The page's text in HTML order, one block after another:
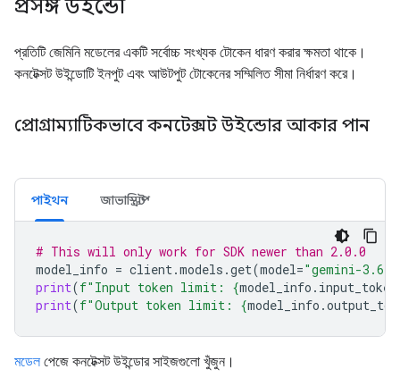
প্রসঙ্গ উইন্ডো
প্রতিটি জেমিনি মডেলের একটি সর্বোচ্চ সংখ্যক টোকেন ধারণ করার ক্ষমতা থাকে।
কনটেক্সট উইন্ডোটি ইনপুট এবং আউটপুট টোকেনের সম্মিলিত সীমা নির্ধারণ করে।
প্রোগ্রাম্যাটিকভাবে কনটেক্সট উইন্ডোর আকার পান
পাইথন জাভাস্ক্রিপ্ট
# This will only work for SDK newer than 2.0.0
model_info = client.models .get(model="gemini-3.6-
print(f"Input token limit: {model_info .
print(f"Output token limit: {model_info .
মডেলপেজে কনটেক্সট উইন্ডোর সাইজগুলো খুঁজুন।